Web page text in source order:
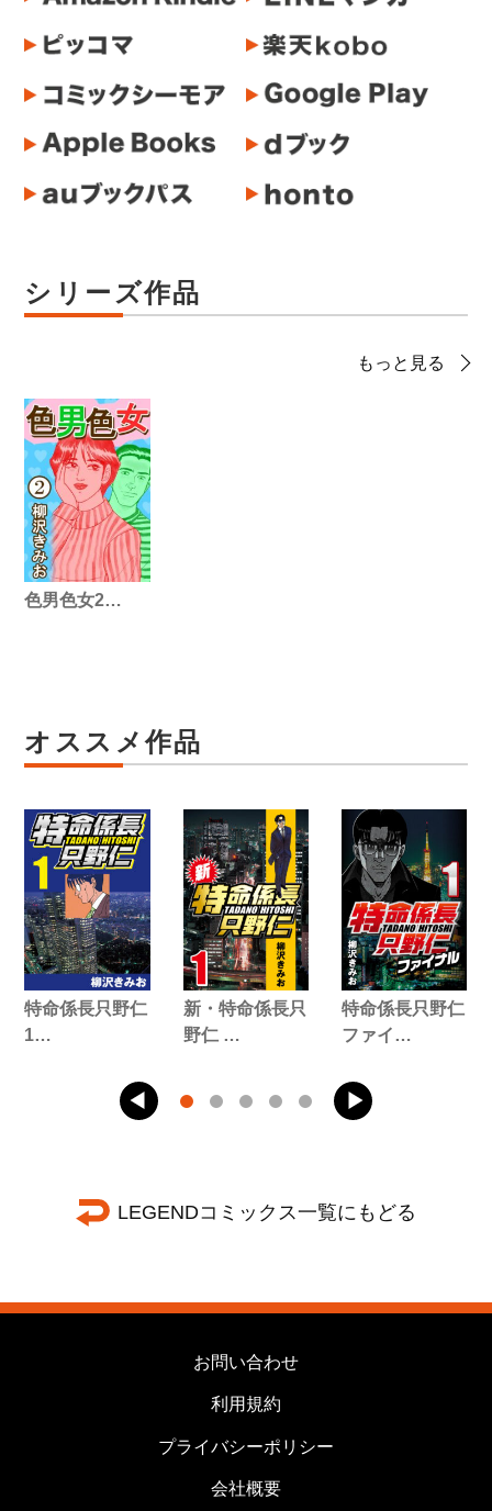
シリーズ作品
もっと見る
色男色女2…
オススメ作品
特命係長只野仁
1…
新・特命係長只
野仁 …
特命係長只野仁
ファイ…
LEGENDコミックス一覧にもどる
お問い合わせ
利用規約
プライバシーポリシー
会社概要